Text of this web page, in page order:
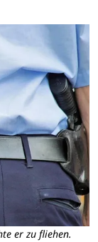
er zu fliehen.